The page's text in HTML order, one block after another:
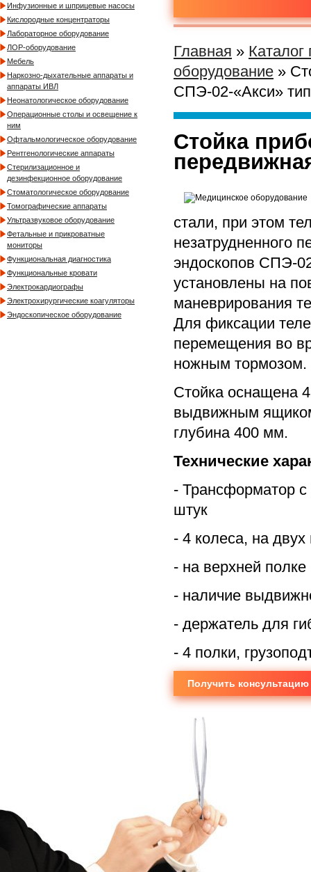
Инфузионные и шприцевые насосы
Кислородные концентраторы
Лабораторное оборудование
ЛОР-оборудование
Мебель
Наркозно-дыхательные аппараты и
аппараты ИВЛ
Неонатологическое оборудование
Операционные столы и освещение к
ним
Офтальмологическое оборудование
Рентгенологические аппараты
Стерилизационное и
дезинфекционное оборудование
Стоматологическое оборудование
Томографические аппараты
Ультразвуковое оборудование
Фетальные и прикроватные
мониторы
Функциональная диагностика
Функциональные кровати
Электрокардиографы
Электрохирургические коагуляторы
Эндоскопическое оборудование
Главная » Каталог
оборудование »
СПЭ-02-«Акси»
Стойка
стали, при этом
незатрудненного
эндоскопов СПЭ-
установлены на
маневрирования
Для фиксации
перемещения во
ножным тормозом.
Стойка оснащена
выдвижным
глубина 400 мм.
Технические
- Трансформатор
штук
- 4 колеса, на
- на верхней
- наличие
- держатель для
- 4 полки,
Получить консультацию